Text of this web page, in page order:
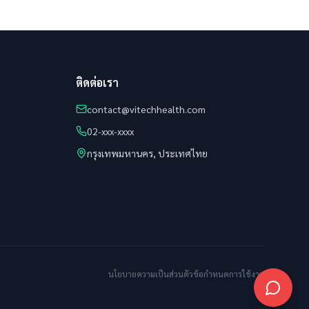
ติดต่อเรา
contact@vitechhealth.com
02-xxx-xxxx
กรุงเทพมหานคร, ประเทศไทย
นโยบายความเป็นส่วนตัวข้อกำหนดการใช้งาน